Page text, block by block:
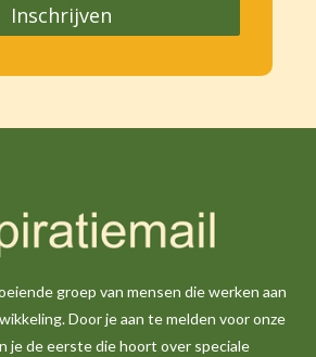
Inschrijven
groep van mensen die werken aan
Door je aan te melden voor onze
je de eerste die hoort over speciale